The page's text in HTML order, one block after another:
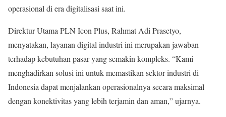
operasional di era digitalisasi saat ini.
Direktur Utama PLN Icon Plus, Rahmat Adi Prasetyo,
menyatakan, layanan digital industri ini merupakan jawaban
terhadap kebutuhan pasar yang semakin kompleks. “Kami
menghadirkan solusi ini untuk memastikan sektor industri di
Indonesia dapat menjalankan operasionalnya secara maksimal
dengan konektivitas yang lebih terjamin dan aman,” ujarnya.